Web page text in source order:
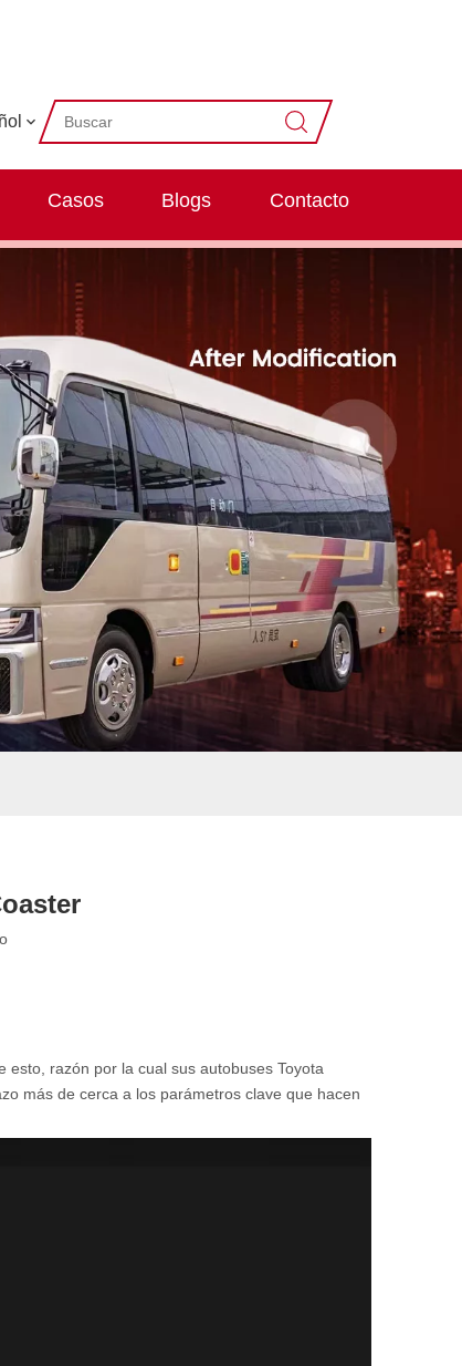
Casos Blogs Contacto
razón por la cual sus autobuses Toyota
más de cerca a los parámetros clave que hacen